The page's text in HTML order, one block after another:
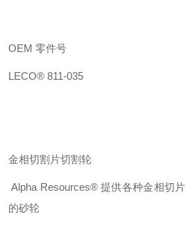
OEM 零件号
LECO® 811-035
金相切割 片切割轮
Alpha Resources® 提供各种金相切
的砂轮